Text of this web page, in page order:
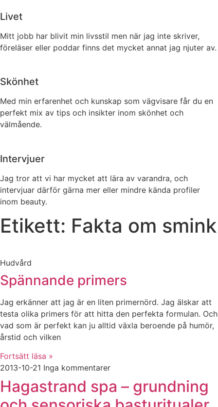
Livet
Mitt jobb har blivit min livsstil men när jag inte skriver,
föreläser eller poddar finns det mycket annat jag njuter av.
Skönhet
Med min erfarenhet och kunskap som vägvisare får du en
perfekt mix av tips och insikter inom skönhet och
välmående.
Intervjuer
Jag tror att vi har mycket att lära av varandra, och
intervjuar därför gärna mer eller mindre kända profiler
inom beauty.
Etikett: Fakta om smink
Hudvård
Spännande primers
Jag erkänner att jag är en liten primernörd. Jag älskar att
testa olika primers för att hitta den perfekta formulan. Och
vad som är perfekt kan ju alltid växla beroende på humör,
årstid och vilken
Fortsätt läsa »
2013-10-21 Inga kommentarer
Hagastrand spa – grundning